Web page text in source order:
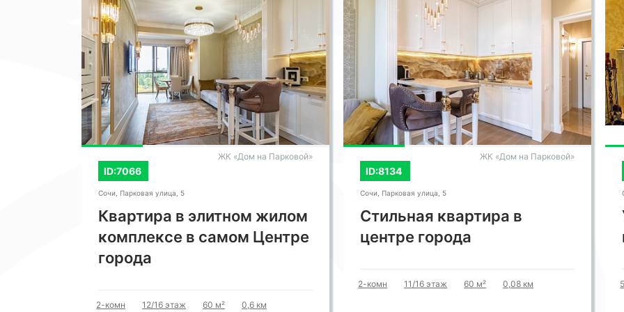
ID:7066
ЖК «Дом на Парковой»
Сочи, Парковая улица, 5
Квартира в элитном жилом
комплексе в самом Центре
города
2-комн 12/16 этаж 60 м² 0,6 км
ID:8134
ЖК «Дом на Парковой»
Сочи, Парковая улица, 5
Стильная квартира в
центре города
2-комн 11/16 этаж 60 м² 0,08 км